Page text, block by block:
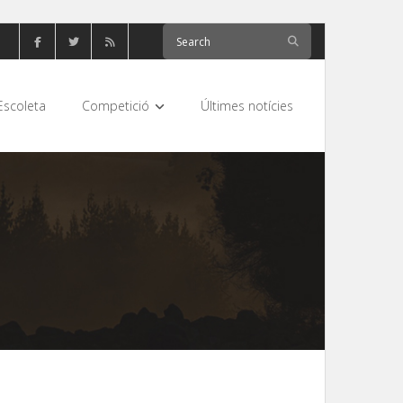
Competició Últimes notícies